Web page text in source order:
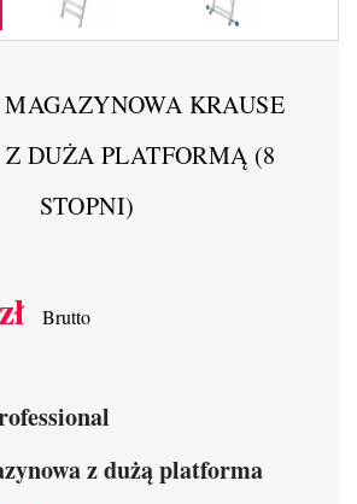
KRAUSE
DUŻA PLATFORMĄ (8
STOPNI)
Brutto
z dużą platforma